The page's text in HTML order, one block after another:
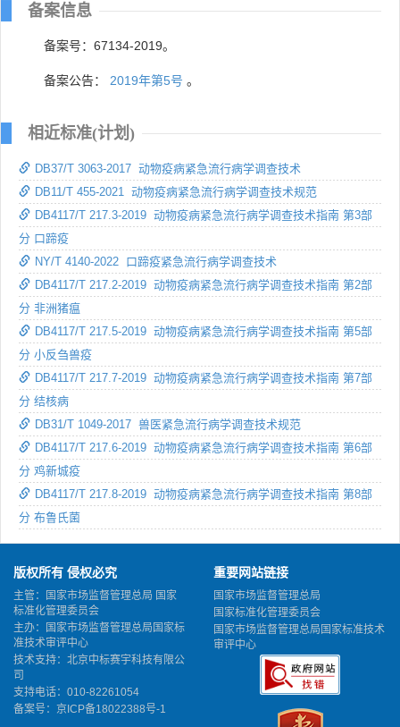
备案信息
备案号：67134-2019。
备案公告： 2019年第5号 。
相近标准(计划)
DB37/T 3063-2017 动物疫病紧急流行病学调查技术
DB11/T 455-2021 动物疫病紧急流行病学调查技术规范
DB4117/T 217.3-2019 动物疫病紧急流行病学调查技术指南 第3部
分 口蹄疫
NY/T 4140-2022 口蹄疫紧急流行病学调查技术
DB4117/T 217.2-2019 动物疫病紧急流行病学调查技术指南 第2部
分 非洲猪瘟
DB4117/T 217.5-2019 动物疫病紧急流行病学调查技术指南 第5部
分 小反刍兽疫
DB4117/T 217.7-2019 动物疫病紧急流行病学调查技术指南 第7部
分 结核病
DB31/T 1049-2017 兽医紧急流行病学调查技术规范
DB4117/T 217.6-2019 动物疫病紧急流行病学调查技术指南 第6部
分 鸡新城疫
DB4117/T 217.8-2019 动物疫病紧急流行病学调查技术指南 第8部
分 布鲁氏菌
版权所有 侵权必究
主管：国家市场监督管理总局 国家
标准化管理委员会
主办：国家市场监督管理总局国家标
准技术审评中心
技术支持：北京中标赛宇科技有限公
司
支持电话：010-82261054
备案号： 京ICP备18022388号-1
重要网站链接
国家市场监督管理总局
国家标准化管理委员会
国家市场监督管理总局国家标准技术
审评中心